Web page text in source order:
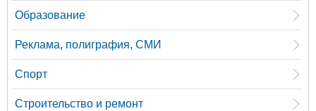
Образование
Реклама, полиграфия, СМИ
Спорт
Строительство и ремонт